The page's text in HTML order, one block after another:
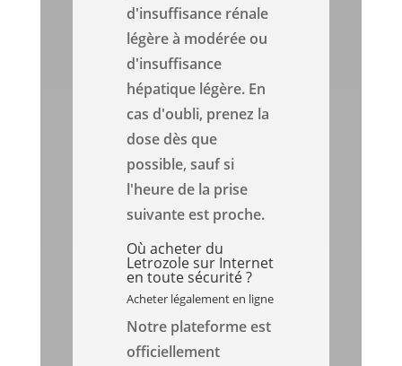
d'insuffisance rénale
légère à modérée ou
d'insuffisance
hépatique légère. En
cas d'oubli, prenez la
dose dès que
possible, sauf si
l'heure de la prise
suivante est proche.
Où acheter du
Letrozole sur Internet
en toute sécurité ?
Acheter légalement en ligne
Notre plateforme est
officiellement